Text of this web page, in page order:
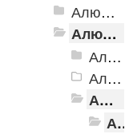
Алюминиевая полоса с резиновыми вставками
Алюминиевый угол-порог с резиновой вставкой
Алюминиевый угол-порог АУ-38, 38x20 мм
Алюминиевый угол-порог АУ-42 Евро, 2500мм
Алюминиевый угол-порог АУ-42, 42x23 мм
Алюминиевый угол-порог АУ-42, 42x23 мм, Без покрытия